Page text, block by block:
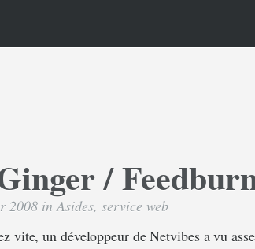
/
2008 inAsides, service web
vite, un développeur de Netvibes a vu